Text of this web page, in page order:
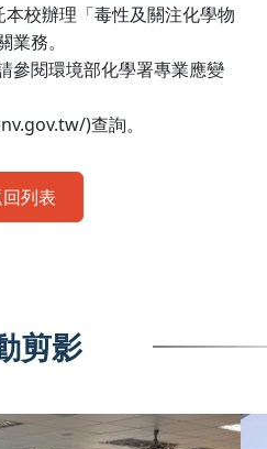
本校辦理「毒性及關注化學物
業務。
參閱環境部化學署專業應變
)查詢。
列表
剪影